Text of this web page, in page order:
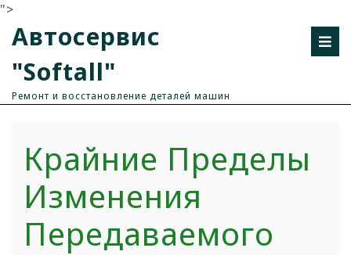
">
Автосервис
"Softall"
Ремонт и восстановление деталей машин
Крайние Пределы
Изменения
Передаваемого